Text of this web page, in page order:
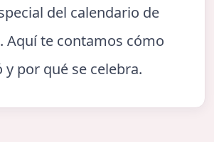
del calendario de
Aquí te contamos cómo
y por qué se celebra.